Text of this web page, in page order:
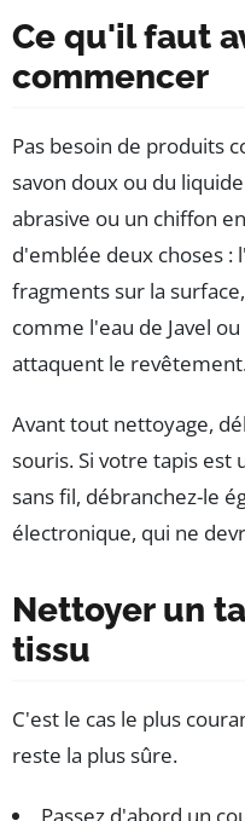
Ce qu'il faut
commencer
Pas besoin de produits
savon doux ou du
abrasive ou un chiffon
d'emblée deux choses :
fragments sur la
comme l'eau de Javel
attaquent le
Avant tout nettoyage,
souris. Si votre tapis est
sans fil, débranchez-le
électronique, qui ne
Nettoyer un
tissu
C'est le cas le plus
reste la plus sûre.